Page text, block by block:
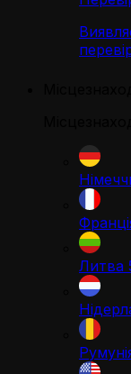
Литва